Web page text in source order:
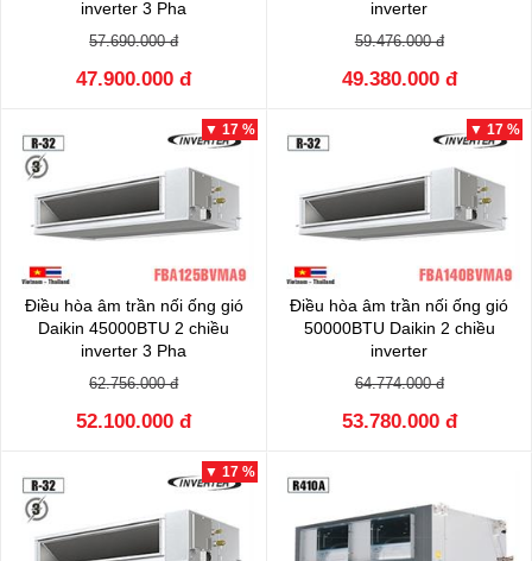
inverter 3 Pha
FBA100BVMA9/RZA100DY1
57.690.000 đ
47.900.000 đ
inverter
FBA125BVMA9/RZA125DV1
59.476.000 đ
49.380.000 đ
▼ 17 %
Điều hòa âm trần nối ống gió
Daikin 45000BTU 2 chiều
inverter 3 Pha
FBA125BVMA9/RZA125DY1
62.756.000 đ
52.100.000 đ
▼ 17 %
Điều hòa âm trần nối ống gió
50000BTU Daikin 2 chiều
inverter
FBA140BVMA9/RZA140DV1
64.774.000 đ
53.780.000 đ
▼ 17 %